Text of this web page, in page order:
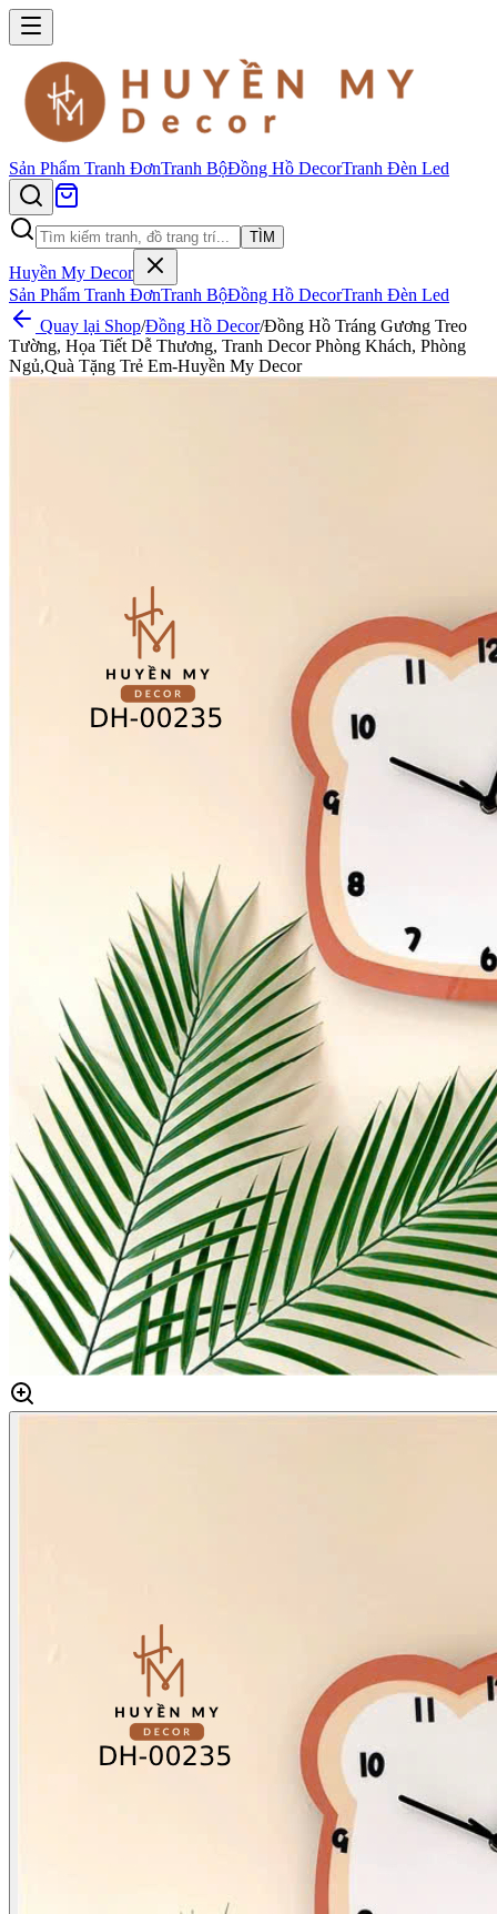
Sản Phẩm Tranh ĐơnTranh BộĐồng Hồ DecorTranh Đèn Led
TÌM
Huyền My Decor
Sản Phẩm Tranh ĐơnTranh BộĐồng Hồ DecorTranh Đèn Led
Quay lại Shop/Đồng Hồ Decor/Đồng Hồ Tráng Gương Treo
Tường, Họa Tiết Dễ Thương, Tranh Decor Phòng Khách, Phòng
Ngủ,Quà Tặng Trẻ Em-Huyền My Decor